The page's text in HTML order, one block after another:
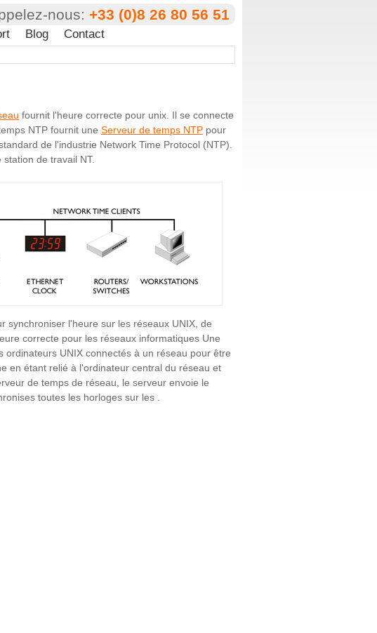
nous: +33 (0)8 26 80 56 51
Blog Contact
fournit l'heure correcte pour unix. Il se connecte
NTP fournit une Serveur de temps NTP pour
de l'industrie Network Time Protocol (NTP).
de travail NT.
synchroniser l'heure sur les réseaux UNIX, de
correcte pour les réseaux informatiques Une
ordinateurs UNIX connectés à un réseau pour être
en étant relié à l'ordinateur central du réseau et
de temps de réseau, le serveur envoie le
toutes les horloges sur les .